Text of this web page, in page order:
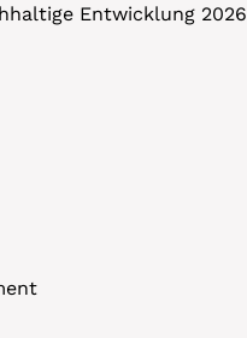
Entwicklung 2026